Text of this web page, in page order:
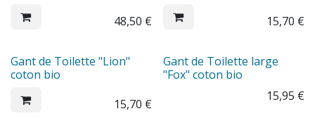
48,50 €
15,70 €
Gant de Toilette "Lion"
coton bio
15,70 €
Gant de Toilette large
"Fox" coton bio
15,95 €